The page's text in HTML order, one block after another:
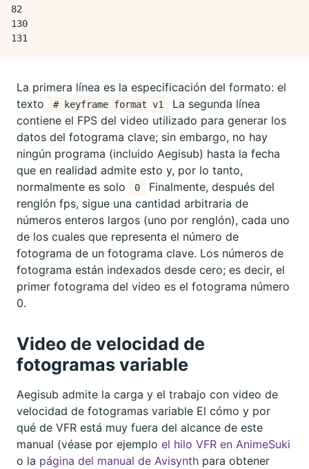
82
130
La primera línea es la especificación del formato: el
texto
# keyframe format v1
La segunda línea
contiene el FPS del video utilizado para generar los
datos del fotograma clave; sin embargo, no hay
ningún programa (incluido Aegisub) hasta la fecha
que en realidad admite esto y, por lo tanto,
normalmente es solo
0
Finalmente, después del
renglón fps, sigue una cantidad arbitraria de
números enteros largos (uno por renglón), cada uno
de los cuales que representa el número de
fotograma de un fotograma clave. Los números de
fotograma están indexados desde cero; es decir, el
primer fotograma del video es el fotograma número
0.
Video de velocidad de
fotogramas variable
Aegisub admite la carga y el trabajo con video de
velocidad de fotogramas variable El cómo y por
qué de VFR está muy fuera del alcance de este
manual (véase por ejemplo el hilo VFR en AnimeSuki
o la página del manual de Avisynth para obtener